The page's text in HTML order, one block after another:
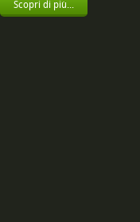
Scopri di più...